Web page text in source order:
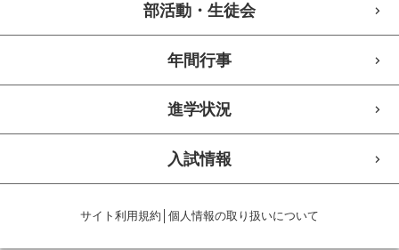
部活動・生徒会
年間行事
進学状況
入試情報
サイト利用規約 個人情報の取り扱いについて